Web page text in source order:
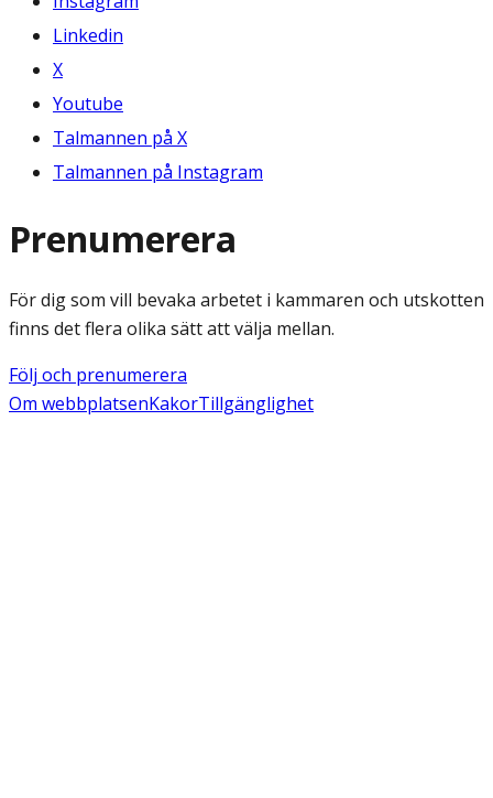
Linkedin
X
Youtube
Talmannen på X
Talmannen på Instagram
Prenumerera
För dig som vill bevaka arbetet i kammaren och utskotten
finns det flera olika sätt att välja mellan.
Följ och prenumerera
Om webbplatsenKakorTillgänglighet